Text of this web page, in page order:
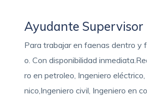
Ayudante Supervisor
Para trabajar en faenas dentro y
o. Con disponibilidad
ro en petroleo, Ingeniero
nico,Ingeniero civil, Ingeniero en